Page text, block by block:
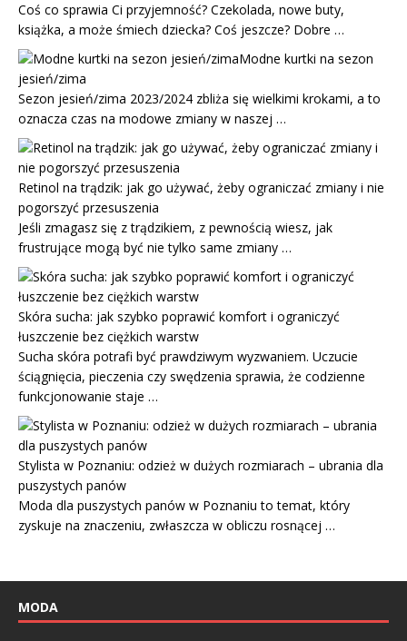
Coś co sprawia Ci przyjemność? Czekolada, nowe buty,
książka, a może śmiech dziecka? Coś jeszcze? Dobre …
Modne kurtki na sezon
jesień/zima
Sezon jesień/zima 2023/2024 zbliża się wielkimi krokami, a to
oznacza czas na modowe zmiany w naszej …
Retinol na trądzik: jak go używać, żeby ograniczać zmiany i nie
pogorszyć przesuszenia
Jeśli zmagasz się z trądzikiem, z pewnością wiesz, jak
frustrujące mogą być nie tylko same zmiany …
Skóra sucha: jak szybko poprawić komfort i ograniczyć
łuszczenie bez ciężkich warstw
Sucha skóra potrafi być prawdziwym wyzwaniem. Uczucie
ściągnięcia, pieczenia czy swędzenia sprawia, że codzienne
funkcjonowanie staje …
Stylista w Poznaniu: odzież w dużych rozmiarach – ubrania dla
puszystych panów
Moda dla puszystych panów w Poznaniu to temat, który
zyskuje na znaczeniu, zwłaszcza w obliczu rosnącej …
MODA